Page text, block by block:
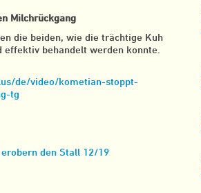
Milchrückgang
die beiden, wie die trächtige Kuh
behandelt werden konnte.
de/video/kometian-stoppt-
tg
den Stall 12/19